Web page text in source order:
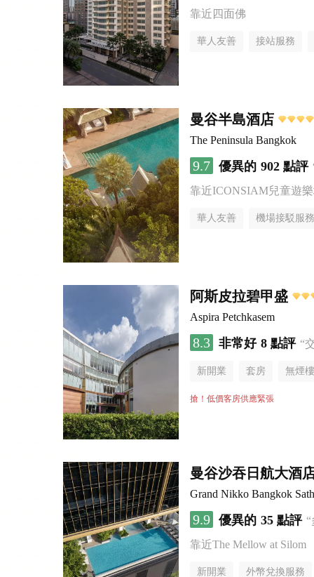
靠近四面佛
華人友善 接站服務
曼谷半島酒店
The Peninsula Bangkok
9.7 優異的 902 點評
靠近ICONSIAM兒童遊
華人友善 機場接駁服務
阿斯皮拉碧甲盛
Aspira Petchkasem
8.3 非常好 8 點評 “
新開業 套房 無煙
搶！低價客房供應緊張
曼谷沙吞日航大酒
Grand Nikko Bangkok
9.9 優異的 35 點評
靠近The Mellow at Silom
新開業 外幣兌換服務